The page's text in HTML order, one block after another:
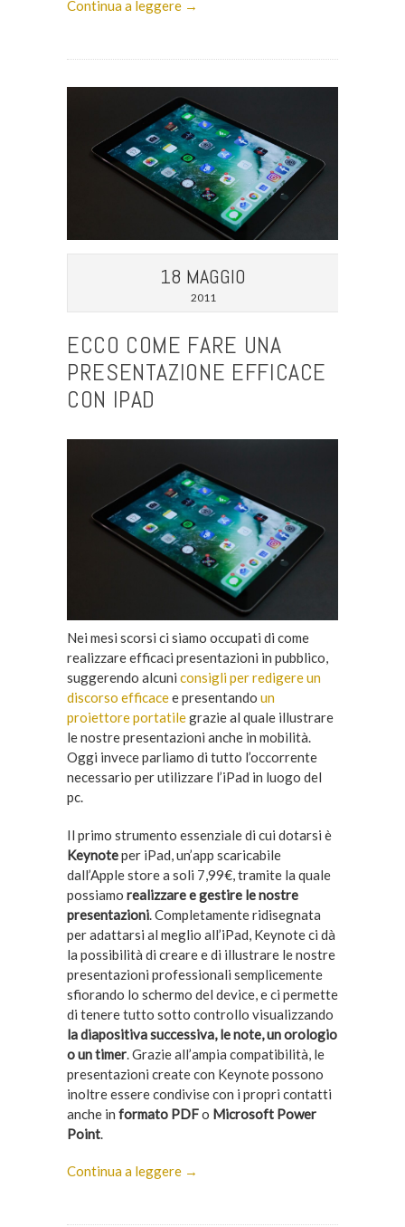
Continua a leggere →
18 MAGGIO
2011
ECCO COME FARE UNA
PRESENTAZIONE EFFICACE
CON IPAD
Nei mesi scorsi ci siamo occupati di come
realizzare efficaci presentazioni in pubblico,
suggerendo alcuni consigli per redigere un
discorso efficacee presentando un
proiettore portatilegrazie al quale illustrare
le nostre presentazioni anche in mobilità.
Oggi invece parliamo di tutto l’occorrente
necessario per utilizzare l’iPad in luogo del
pc.
Il primo strumento essenziale di cui dotarsi è
Keynoteper iPad, un’app scaricabile
dall’Apple store a soli 7,99€, tramite la quale
possiamo realizzare e gestire le nostre
presentazioni. Completamente ridisegnata
per adattarsi al meglio all’iPad, Keynote ci dà
la possibilità di creare e di illustrare le nostre
presentazioni professionali semplicemente
sfiorando lo schermo del device, e ci permette
di tenere tutto sotto controllo visualizzando
la diapositiva successiva, le note, un orologio
o un timer. Grazie all’ampia compatibilità, le
presentazioni create con Keynote possono
inoltre essere condivise con i propri contatti
anche in formato PDFo Microsoft Power
Point.
Continua a leggere →